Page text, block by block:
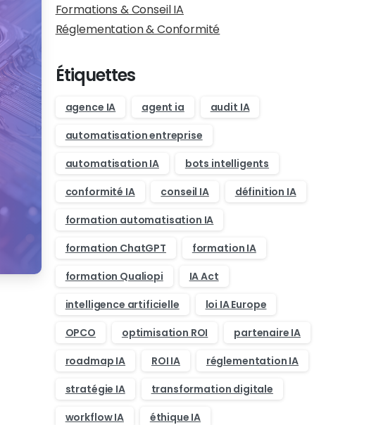
Formations & Conseil IA
Réglementation & Conformité
Étiquettes
agence IA agent ia
audit IA
automatisation entreprise
automatisation IA
bots intelligents
conformité IA
conseil IA
définition IA
formation automatisation IA
formation ChatGPT
formation IA
formation Qualiopi
IA Act
intelligence artificielle
loi IA Europe
OPCO
optimisation ROI
partenaire IA
roadmap IA
ROI IA
réglementation IA
stratégie IA
transformation digitale
workflow IA
éthique IA